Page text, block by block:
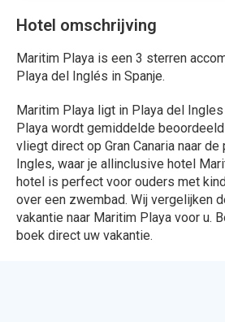
Hotel omschrijving
Maritim Playa is een 3 sterren
Playa del Inglés in Spanje.
Maritim Playa ligt in Playa del
Playa wordt gemiddelde
vliegt direct op Gran Canaria naar
Ingles, waar je allinclusive hotel
hotel is perfect voor ouders met
over een zwembad. Wij vergelijken
vakantie naar Maritim Playa voor u.
boek direct uw vakantie.